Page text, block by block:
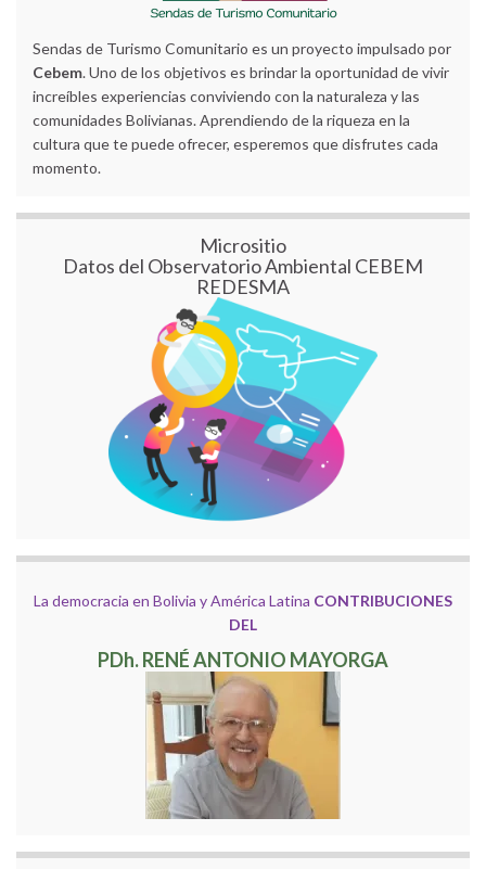
Sendas de Turismo Comunitario es un proyecto impulsado por
Cebem. Uno de los objetivos es brindar la oportunidad de vivir
increíbles experiencias conviviendo con la naturaleza y las
comunidades Bolivianas. Aprendiendo de la riqueza en la
cultura que te puede ofrecer, esperemos que disfrutes cada
momento.
Micrositio
Datos del Observatorio Ambiental CEBEM
REDESMA
La democracia en Bolivia y América Latina CONTRIBUCIONES
DEL
PDh. RENÉ ANTONIO MAYORGA